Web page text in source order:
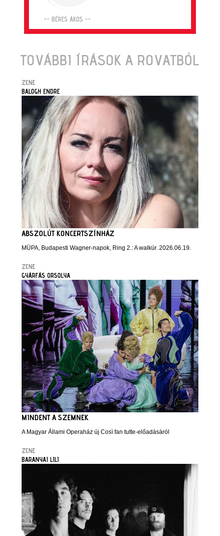
-- BÉRES ÁKOS --
TOVÁBBI ÍRÁSOK A ROVATBÓL
ZENE
BALOGH ENDRE
ABSZOLÚT KONCERTSZÍNHÁZ
MÜPA, Budapesti Wagner-napok, Ring 2.: A walkür. 2026.06.19.
ZENE
GYÁRFÁS ORSOLYA
MINDENT A SZEMNEK
A Magyar Állami Operaház új Così fan tutte-előadásáról
ZENE
BARANYAI LILI